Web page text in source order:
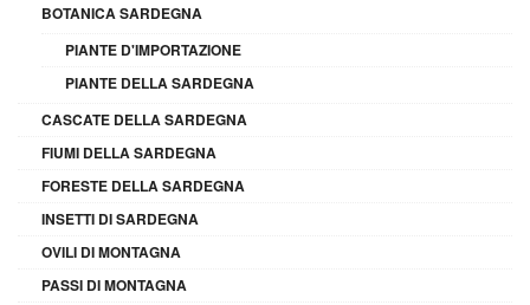
BOTANICA SARDEGNA
PIANTE D'IMPORTAZIONE
PIANTE DELLA SARDEGNA
CASCATE DELLA SARDEGNA
FIUMI DELLA SARDEGNA
FORESTE DELLA SARDEGNA
INSETTI DI SARDEGNA
OVILI DI MONTAGNA
PASSI DI MONTAGNA